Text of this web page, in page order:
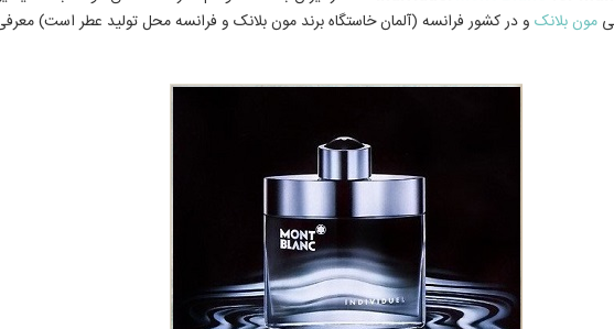
مون بلانک و در کشور فرانسه (آلمان خاستگاه برند مون بلانک و فرانسه محل تولید عطر است)